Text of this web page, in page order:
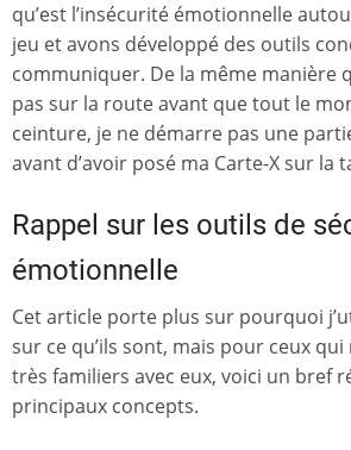
qu’est l’insécurité émotionnelle
jeu et avons développé des outils
communiquer. De la même manière
pas sur la route avant que tout le
ceinture, je ne démarre pas une
avant d’avoir posé ma Carte-X sur la
Rappel sur les outils de
émotionnelle
Cet article porte plus sur pourquoi
sur ce qu’ils sont, mais pour ceux
très familiers avec eux, voici un bref
principaux concepts.